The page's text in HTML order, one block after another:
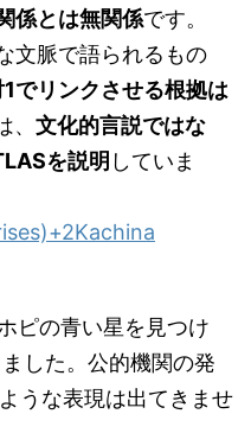
係とは無関係です。
文脈で語られるもの
でリンクさせる根拠は
文化的言説ではな
を説明 していま
+2Kachina
ピの青い星を見つけ
した。公的機関の発
うな表現は出てきませ